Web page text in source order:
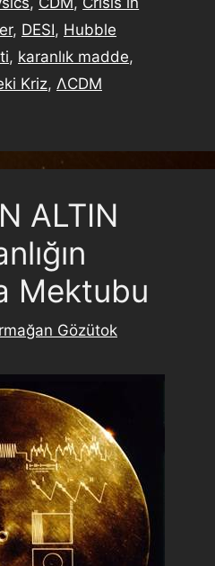
, DESI, Hubble
, karanlık madde,
Kriz, ΛCDM
ALTIN
Mektubu
Gözütok